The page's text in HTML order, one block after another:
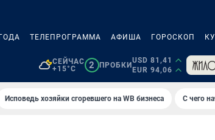
ТЕЛЕПРОГРАММА АФИША ГОРОСКОП
СЕЙЧАС
+15°C
2 ПРОБКИ
USD 81,41
EUR 94,06
Исповедь хозяйки сгоревшего на WB бизнеса С чего